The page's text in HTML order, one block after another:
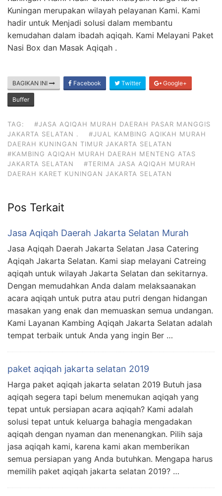
Kuningan merupakan wilayah pelayanan Kami. Kami
hadir untuk Menjadi solusi dalam membantu
kemudahan dalam ibadah aqiqah. Kami Melayani Paket
Nasi Box dan Masak Aqiqah .
BAGIKAN INI Facebook Twitter Google+
Buffer
TAG:
#JASA AQIQAH MURAH DAERAH PASAR MANGGIS
JAKARTA SELATAN .
#JUAL KAMBING AQIKAH MURAH
DAERAH KUNINGAN TIMUR JAKARTA SELATAN
#KAMBING AQIQAH MURAH DAERAH MENTENG ATAS
JAKARTA SELATAN
#TERIMA JASA AQIQAH MURAH
DAERAH KARET KUNINGAN JAKARTA SELATAN
Pos Terkait
Jasa Aqiqah Daerah Jakarta Selatan Murah
Jasa Aqiqah Daerah Jakarta Selatan Jasa Catering
Aqiqah Jakarta Selatan. Kami siap melayani Catreing
aqiqah untuk wilayah Jakarta Selatan dan sekitarnya.
Dengan memudahkan Anda dalam melaksaanakan
acara aqiqah untuk putra atau putri dengan hidangan
masakan yang enak dan memuaskan semua undangan.
Kami Layanan Kambing Aqiqah Jakarta Selatan adalah
tempat terbaik untuk Anda yang ingin Ber …
paket aqiqah jakarta selatan 2019
Harga paket aqiqah jakarta selatan 2019 Butuh jasa
aqiqah segera tapi belum menemukan aqiqah yang
tepat untuk persiapan acara aqiqah? Kami adalah
solusi tepat untuk keluarga bahagia mengadakan
aqiqah dengan nyaman dan menenangkan. Pilih saja
jasa aqiqah kami, karena kami akan memberikan
semua persiapan yang Anda butuhkan. Mengapa harus
memilih paket aqiqah jakarta selatan 2019? …